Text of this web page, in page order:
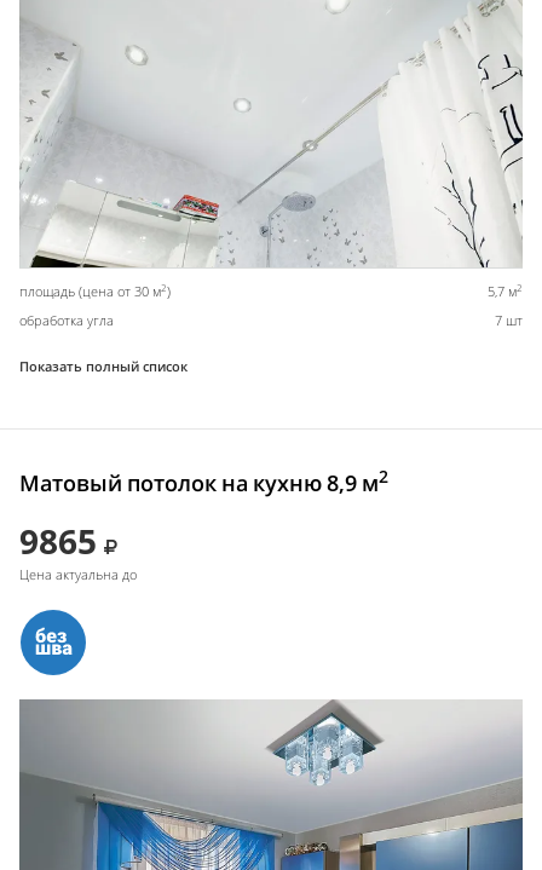
площадь (цена от 30 м2) 5,7 м2
обработка угла 7 шт
Показать полный список
Матовый потолок на кухню 8,9 м2
9865
Цена актуальна до